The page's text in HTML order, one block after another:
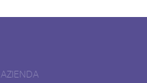
AZIENDA